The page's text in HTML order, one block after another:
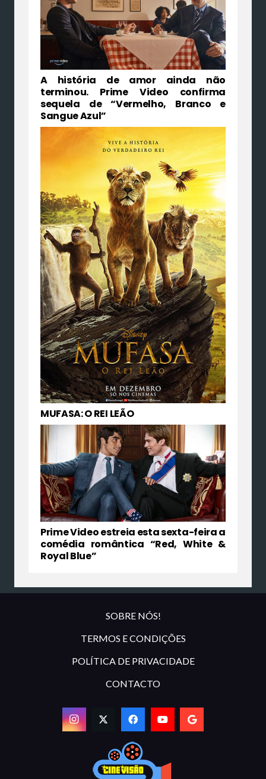
A história de amor ainda não
terminou. Prime Video confirma
sequela de “Vermelho, Branco e
Sangue Azul”
MUFASA: O REI LEÃO
Prime Video estreia esta sexta-feira a
comédia romântica “Red, White &
Royal Blue”
SOBRE NÓS!
TERMOS E CONDIÇÕES
POLÍTICA DE PRIVACIDADE
CONTACTO